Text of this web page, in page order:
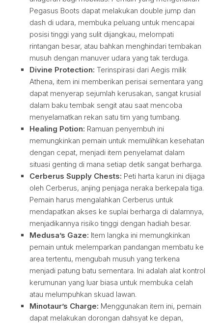
Pegasus Boots dapat melakukan double jump dan
dash di udara, membuka peluang untuk mencapai
posisi tinggi yang sulit dijangkau, melompati
rintangan besar, atau bahkan menghindari tembakan
musuh dengan manuver udara yang tak terduga.
Divine Protection: Terinspirasi dari Aegis milik
Athena, item ini memberikan perisai sementara yang
dapat menyerap sejumlah kerusakan, sangat krusial
dalam baku tembak sengit atau saat mencoba
menyelamatkan rekan satu tim yang tumbang.
Healing Potion: Ramuan penyembuh ini
memungkinkan pemain untuk memulihkan kesehatan
dengan cepat, menjadi item penyelamat dalam
situasi genting di mana setiap detik sangat berharga.
Cerberus Supply Chests: Peti harta karun ini dijaga
oleh Cerberus, anjing penjaga neraka berkepala tiga.
Pemain harus mengalahkan Cerberus untuk
mendapatkan akses ke suplai berharga di dalamnya,
menjadikannya risiko tinggi dengan hadiah besar.
Medusa’s Gaze: Item langka ini memungkinkan
pemain untuk melemparkan pandangan membatu ke
area tertentu, mengubah musuh yang terkena
menjadi patung batu sementara. Ini adalah alat kontrol
kerumunan yang luar biasa untuk membuka celah
atau melumpuhkan skuad lawan.
Minotaur’s Charge: Menggunakan item ini, pemain
dapat melakukan dorongan dahsyat ke depan,